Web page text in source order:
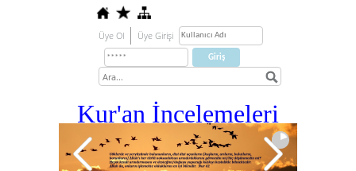
Üye Ol Üye Girişi
Kur'an İncelemeleri